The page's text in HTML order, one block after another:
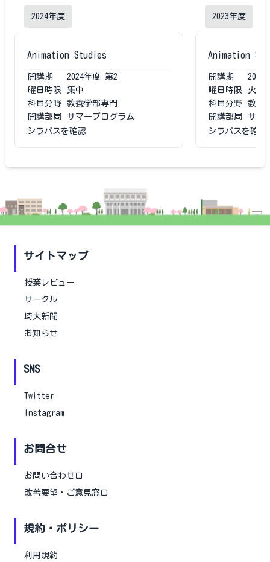
2024年度
Animation Studies
開講期 2024年度 第2
曜日時限
集中
科目分野
教養学部専門
開講部局
サマープログラム
シラバスを確認
2023年度
Animation
開講期 2023
曜日時限
火1
科目分野
教養
開講部局
サマ
シラバスを確認
サイトマップ
授業レビュー
サークル
埼大新聞
お知らせ
SNS
Twitter
Instagram
お問合せ
お問い合わせ口
改善要望・ご意見窓口
規約・ポリシー
利用規約